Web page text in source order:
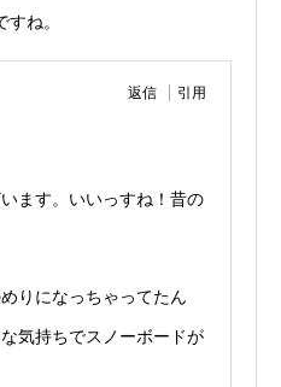
ね。
返信 引用
ます。いいっすね！昔の
りになっちゃってたん
気持ちでスノーボードが